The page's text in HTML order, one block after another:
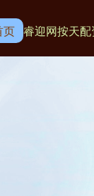
页 睿迎网按天配